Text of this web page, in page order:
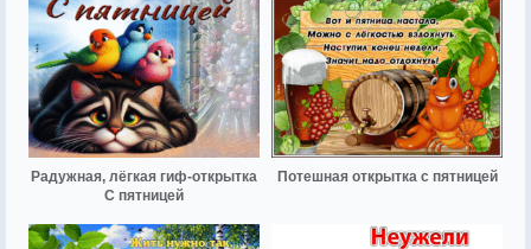
Радужная, лёгкая гиф-открытка
С пятницей
Потешная открытка с пятницей